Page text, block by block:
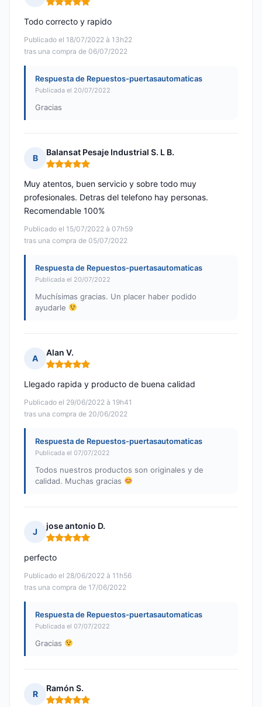
Nota: 5 de 5
Publicado el 18/07/2022 à 13h22
tras una compra de 06/07/2022
Todo correcto y rapido
Respuesta de Repuestos-puertasautomaticas
Publicada el 20/07/2022
Gracias
B
Balansat Pesaje Industrial S. L B.
Nota: 5 de 5
Publicado el 15/07/2022 à 07h59
tras una compra de 05/07/2022
Muy atentos, buen servicio y sobre todo muy
profesionales. Detras del telefono hay personas.
Recomendable 100%
Respuesta de Repuestos-puertasautomaticas
Publicada el 20/07/2022
Muchísimas gracias. Un placer haber podido
ayudarle
A
Alan V.
Nota: 5 de 5
Publicado el 29/06/2022 à 19h41
tras una compra de 20/06/2022
Llegado rapida y producto de buena calidad
Respuesta de Repuestos-puertasautomaticas
Publicada el 07/07/2022
Todos nuestros productos son originales y de
calidad. Muchas gracias
J
jose antonio D.
Nota: 5 de 5
Publicado el 28/06/2022 à 11h56
tras una compra de 17/06/2022
perfecto
Respuesta de Repuestos-puertasautomaticas
Publicada el 07/07/2022
Gracias
R
Ramón S.
Nota: 5 de 5